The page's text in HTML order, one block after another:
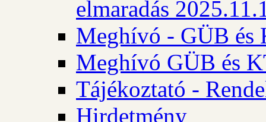
elmaradás
Meghívó - GÜB és
Meghívó GÜB és
Tájékoztató -
Hirdetmény